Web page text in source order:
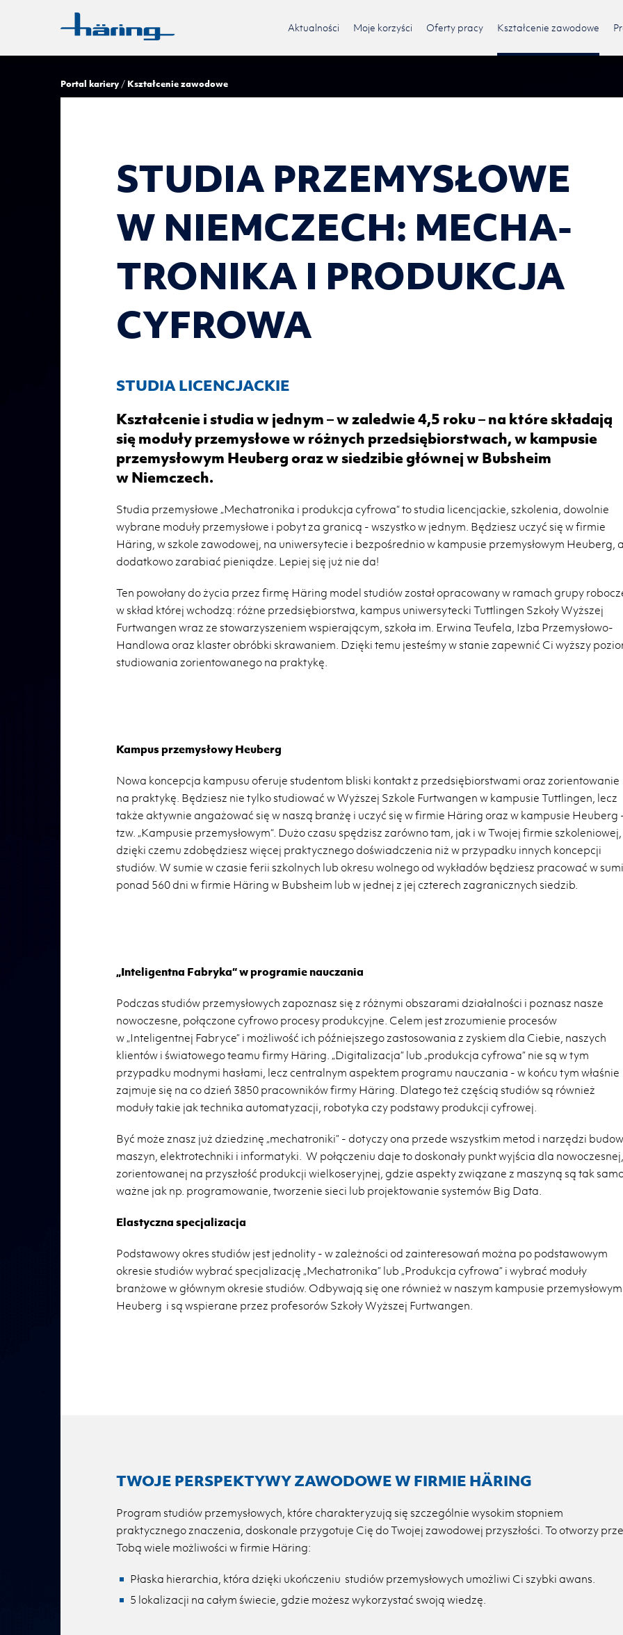
Aktualności Moje korzyści Oferty pracy Kształcenie zawodowe
Portal kariery Kształcenie zawodowe
STU­DIA PRZE­MY­SŁO­WE
W NIEM­CZECH: ME­CHA­
TRO­NI­KA I PRO­DUK­CJA
CY­FRO­WA
STU­DIA LI­CEN­CJAC­KIE
Kształcenie i studia w jednym – w zaledwie 4,5 roku – na które składają
się moduły przemysłowe w różnych przedsiębiorstwach, w kampusie
przemysłowym Heuberg oraz w siedzibie głównej w Bubsheim
w Niemczech.
Studia przemysłowe „Mechatronika i produkcja cyfrowa“ to studia licencjackie, szkolenia, dowolnie
wybrane moduły przemysłowe i pobyt za granicą - wszystko w jednym. Będziesz uczyć się w firmie
Häring, w szkole zawodowej, na uniwersytecie i bezpośrednio w kampusie przemysłowym Heuberg,
dodatkowo zarabiać pieniądze. Lepiej się już nie da!
Ten powołany do życia przez firmę Häring model studiów został opracowany w ramach grupy
w skład której wchodzą: różne przedsiębiorstwa, kampus uniwersytecki Tuttlingen Szkoły Wyższej
Furtwangen wraz ze stowarzyszeniem wspierającym, szkoła im. Erwina Teufela, Izba Przemysłowo-
Handlowa oraz klaster obróbki skrawaniem. Dzięki temu jesteśmy w stanie zapewnić Ci wyższy
studiowania zorientowanego na praktykę.
Kampus przemysłowy Heuberg
Nowa koncepcja kampusu oferuje studentom bliski kontakt z przedsiębiorstwami oraz zorientowanie
na praktykę. Będziesz nie tylko studiować w Wyższej Szkole Furtwangen w kampusie Tuttlingen, lecz
także aktywnie angażować się w naszą branżę i uczyć się w firmie Häring oraz w kampusie Heuberg
tzw. „Kampusie przemysłowym“. Dużo czasu spędzisz zarówno tam, jak i w Twojej firmie szkoleniowej,
dzięki czemu zdobędziesz więcej praktycznego doświadczenia niż w przypadku innych koncepcji
studiów. W sumie w czasie ferii szkolnych lub okresu wolnego od wykładów będziesz pracować w
ponad 560 dni w firmie Häring w Bubsheim lub w jednej z jej czterech zagranicznych siedzib.
„Inteligentna Fabryka“ w programie nauczania
Podczas studiów przemysłowych zapoznasz się z różnymi obszarami działalności i poznasz nasze
nowoczesne, połączone cyfrowo procesy produkcyjne. Celem jest zrozumienie procesów
w „Inteligentnej Fabryce” i możliwość ich późniejszego zastosowania z zyskiem dla Ciebie, naszych
klientów i światowego teamu firmy Häring. „Digitalizacja” lub „produkcja cyfrowa” nie są w tym
przypadku modnymi hasłami, lecz centralnym aspektem programu nauczania - w końcu tym właśnie
zajmuje się na co dzień 3850 pracowników firmy Häring. Dlatego też częścią studiów są również
moduły takie jak technika automatyzacji, robotyka czy podstawy produkcji cyfrowej.
Być może znasz już dziedzinę „mechatroniki” - dotyczy ona przede wszystkim metod i narzędzi
maszyn, elektrotechniki i informatyki. W połączeniu daje to doskonały punkt wyjścia dla nowoczesnej,
zorientowanej na przyszłość produkcji wielkoseryjnej, gdzie aspekty związane z maszyną są tak
ważne jak np. programowanie, tworzenie sieci lub projektowanie systemów Big Data.
Elastyczna specjalizacja
Podstawowy okres studiów jest jednolity - w zależności od zainteresowań można po podstawowym
okresie studiów wybrać specjalizację „Mechatronika” lub „Produkcja cyfrowa” i wybrać moduły
branżowe w głównym okresie studiów. Odbywają się one również w naszym kampusie przemysłowym
Heuberg i są wspierane przez profesorów Szkoły Wyższej Furtwangen.
TWOJE PERSPEKTYWY ZAWODOWE W FIRMIE HÄRING
Program studiów przemysłowych, które charakteryzują się szczególnie wysokim stopniem
praktycznego znaczenia, doskonale przygotuje Cię do Twojej zawodowej przyszłości. To otworzy
Tobą wiele możliwości w firmie Häring:
Płaska hierarchia, która dzięki ukończeniu studiów przemysłowych umożliwi Ci szybki awans.
5 lokalizacji na całym świecie, gdzie możesz wykorzystać swoją wiedzę.